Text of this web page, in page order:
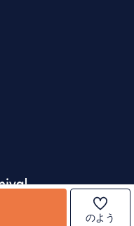
のよう
ンプレートライセンス·ク
シーポリシー